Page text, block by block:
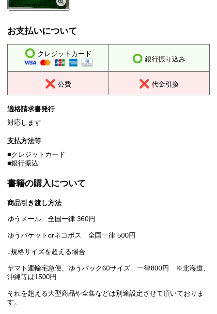
お支払いについて
クレジットカード
銀行振り込み
公費 代金引換
適格請求書発行
対応します
支払方法等
■クレジットカード
■銀行振込
書籍の購入について
商品引き渡し方法
ゆうメール 全国一律 360円
ゆうパケットorネコポス 全国一律 500円
↓規格サイズを超える場合
ヤマト運輸宅急便、ゆうパック60サイズ 一律800円 ※北海道、
沖縄等は1500円
それを超える大型商品や全集などは別途設定させて頂いておりま
す。